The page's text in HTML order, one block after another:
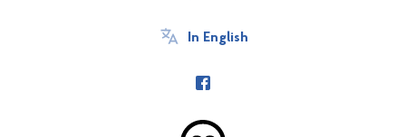
In English